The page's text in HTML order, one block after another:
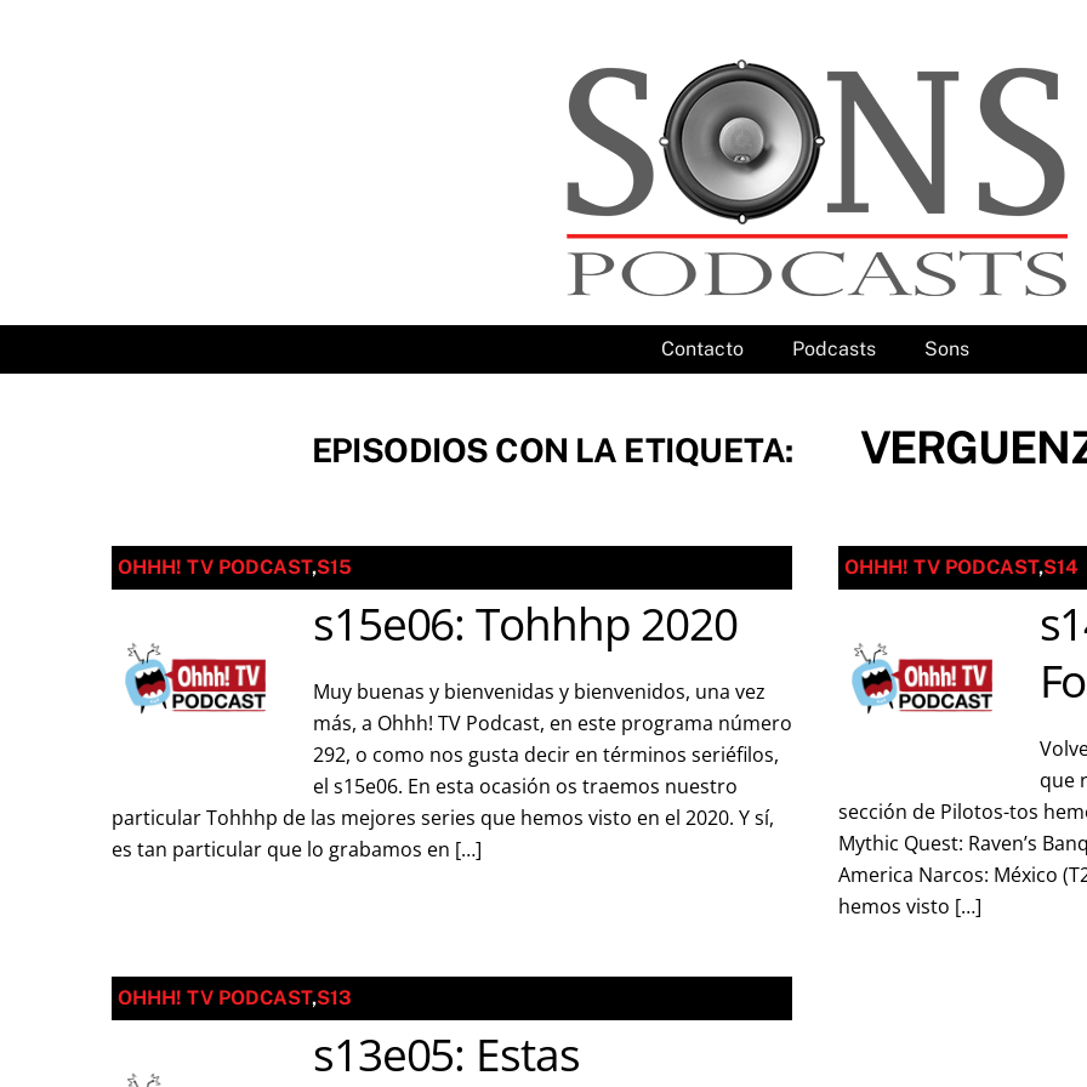
Contacto Podcasts Sons
EPISODIOS CON LA ETIQUETA:
OHHH! TV PODCAST,S15
s15e06: Tohhhp 2020
Muy buenas y bienvenidas y bienvenidos, una vez
más, a Ohhh! TV Podcast, en este programa número
292, o como nos gusta decir en términos seriéfilos,
el s15e06. En esta ocasión os traemos nuestro
particular Tohhhp de las mejores series que hemos visto en el 2020. Y sí,
es tan particular que lo grabamos en […]
OHHH! TV PODCAST,S14
que
sección de Pilotos-tos
Mythic Quest: Raven’s
America Narcos: México
hemos visto […]
OHHH! TV PODCAST,S13
s13e05: Estas